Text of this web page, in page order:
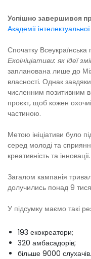
Успішно завершився
Академії
Спочатку Всеукраїнська
Екоініціативи: як ідеї
запланована лише до
власності. Однак
численним позитивним
проєкт, щоб кожен
частиною.
Метою ініціативи було
серед молоді та
креативність та інновації.
Загалом кампанія
долучились понад 9
У підсумку маємо такі
193 екокреатори;
320 амбасадорів;
більше 9000 слухачів.